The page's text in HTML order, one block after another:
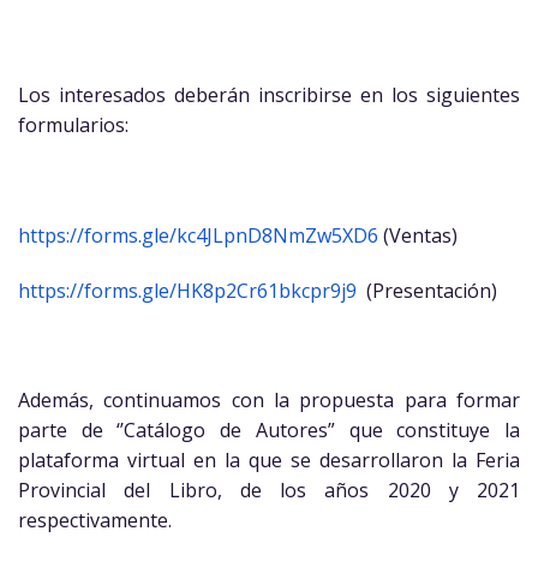
Los interesados deberán inscribirse en los siguientes
formularios:
https://forms.gle/kc4JLpnD8NmZw5XD6 (Ventas)
https://forms.gle/HK8p2Cr61bkcpr9j9 (Presentación)
Además, continuamos con la propuesta para formar
parte de ‘’Catálogo de Autores” que constituye la
plataforma virtual en la que se desarrollaron la Feria
Provincial del Libro, de los años 2020 y 2021
respectivamente.